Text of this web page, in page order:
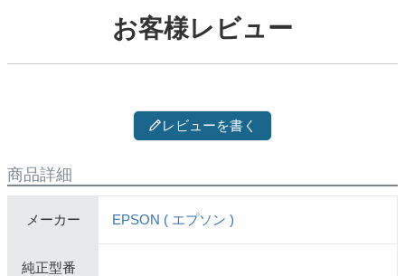
お客様レビュー
レビューを書く
商品詳細
メーカー EPSON ( エプソン )
純正型番